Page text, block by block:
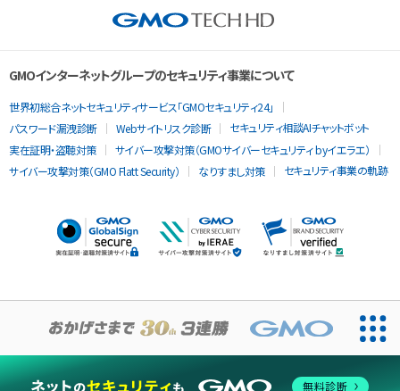
GMOインターネットグループのセキュリティ事業について
世界初総合ネットセキュリティサービス「GMOセキュリティ24」
パスワード漏洩診断
Webサイトリスク診断
セキュリティ相談AIチャットボット
実在証明・盗聴対策
サイバー攻撃対策（GMOサイバーセキュリティ byイエラエ）
サイバー攻撃対策（GMO Flatt Security）
なりすまし対策 セキュリティ事業の軌跡
当ウェブサイトでは、サービスの提供および品質向上とトラフィッ
無料診断